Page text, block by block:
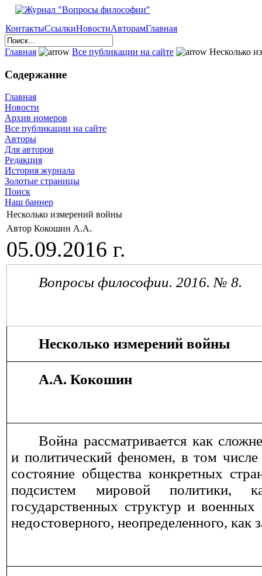
КонтактыСсылкиНовостиАвторамГлавная
Главная Все публикации на сайте Несколько
Содержание
Главная
Новости
Архив номеров
Все публикации на сайте
Авторы
Для авторов
Редакция
История журнала
Золотые страницы
Поиск
Наш баннер
Несколько измерений войны
Автор Кокошин А.А.
05.09.2016 г.
Вопросы философии. 2016. № 8.
Несколько измерений войны
А.А. Кокошин
Война рассматривается как
и политический феномен, в том числе
состояние общества конкретных
подсистем мировой политики,
государственных структур и
недостоверного, неопределенного, как